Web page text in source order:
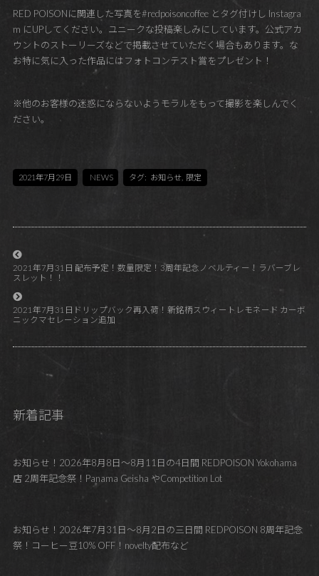
RED POISONに関連した写真を#redpoisoncoffee とタグ付けし Instagra
m にUPしてください。ユニークな投稿楽しみにしています。公式アカ
ウントのストーリーズなどで掲載させていただく場合もあります。な
お特に気に入った作品にはフォトコンテスト賞をプレゼント！
※他のお客様の迷惑にならないようモラルをもって撮影を楽しんでく
ださい。
2021年7月29日 NEWS タグ: お知らせ, 限定
2021年7月31日 配布予定！数量限定！3周年記念ノベルティー！ラバーブレ
スレット！！
2021年7月31日ドリップバック再入荷！新銘柄スウィートレモネード カーボ
ニックマセレーション追加
新着記事
お知らせ！2026年8月8日～8月11日の4日間 REDPOISON Yokohama
店 2周年記念祭！Panama Geisha やCompetition Lot
お知らせ！2026年7月31日～8月2日の三日間 REDPOISON 8周年記念
祭！コーヒー豆10% OFF！novelty配布など